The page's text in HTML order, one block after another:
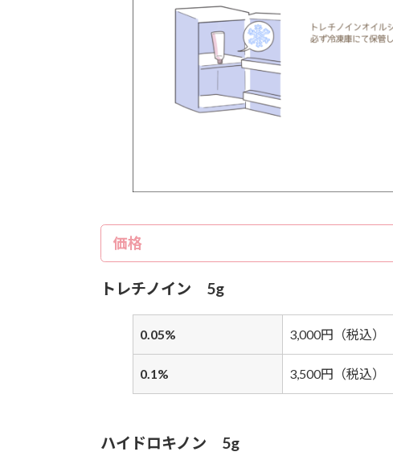
価格
トレチノイン 5g
0.05% 3,000円（税込）
0.1% 3,500円（税込）
ハイドロキノン 5g